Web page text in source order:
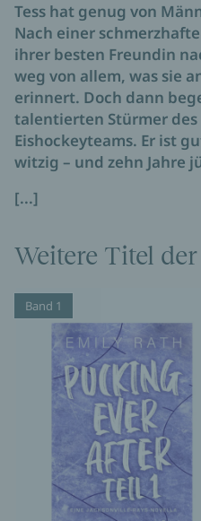
Tess hat genug von
Nach einer
ihrer besten Freundin
weg von allem, was sie
erinnert. Doch dann
talentierten Stürmer
Eishockeyteams. Er ist
witzig – und zehn Jahre
[...]
Weitere Titel
Band 1